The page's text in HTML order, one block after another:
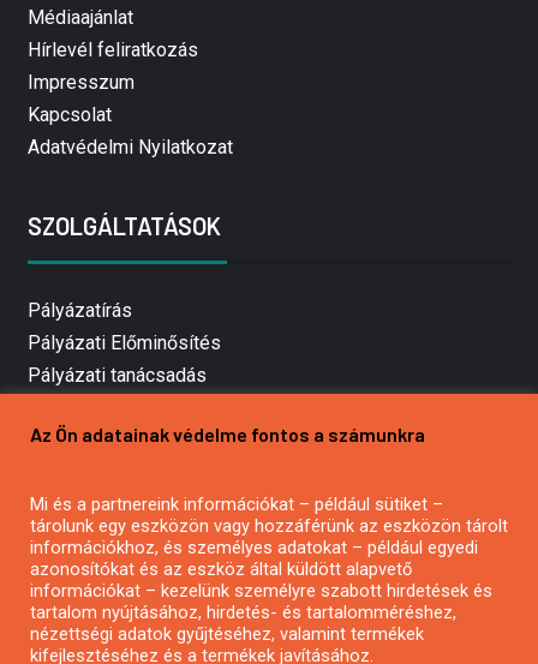
Médiaajánlat
Hírlevél feliratkozás
Impresszum
Kapcsolat
Adatvédelmi Nyilatkozat
SZOLGÁLTATÁSOK
Pályázatírás
Pályázati Előminősítés
Pályázati tanácsadás
Mezőgazdasági pályázatírás
Pályázatírás civil szervezeteknek
Pályázatírás önkormányzatoknak
Pályázatfigyelés
Specifikus pályázatfigyelés vagy hírlevél
Az Ön adatainak védelme fontos a számunkra
Mi és a partnereink információkat – például sütiket –
tárolunk egy eszközön vagy hozzáférünk az eszközön tárolt
információkhoz, és személyes adatokat – például egyedi
azonosítókat és az eszköz által küldött alapvető
információkat – kezelünk személyre szabott hirdetések és
tartalom nyújtásához, hirdetés- és tartalomméréshez,
nézettségi adatok gyűjtéséhez, valamint termékek
kifejlesztéséhez és a termékek javításához.